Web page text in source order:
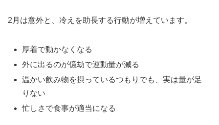
2月は意外と、冷えを助長する行動が増えています。
厚着で動かなくなる
外に出るのが億劫で運動量が減る
温かい飲み物を摂っているつもりでも、実は量が足
りない
忙しさで食事が適当になる